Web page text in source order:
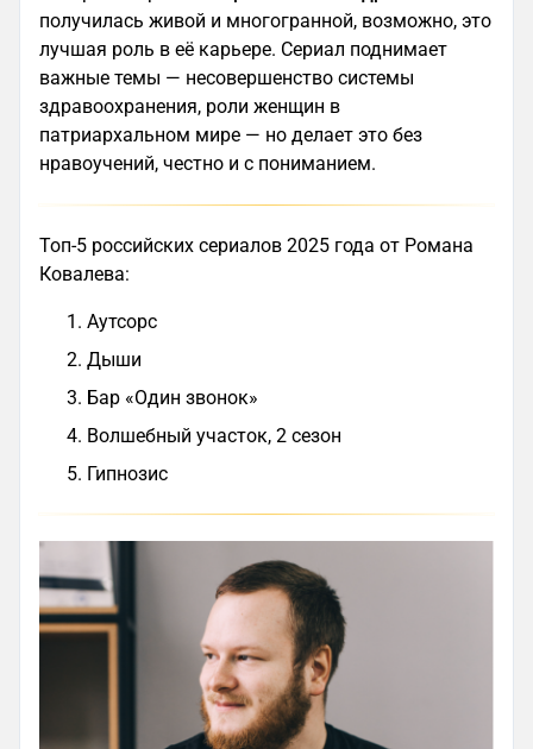
получилась живой и многогранной, возможно, это
лучшая роль в её карьере. Сериал поднимает
важные темы — несовершенство системы
здравоохранения, роли женщин в
патриархальном мире — но делает это без
нравоучений, честно и с пониманием.
Топ-5 российских сериалов 2025 года от Романа
Ковалева:
Аутсорс
Дыши
Бар «Один звонок»
Волшебный участок, 2 сезон
Гипнозис